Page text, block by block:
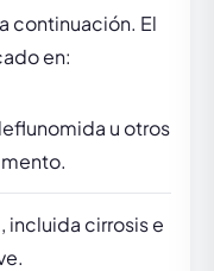
continuación. El
en:
u otros
incluida cirrosis e